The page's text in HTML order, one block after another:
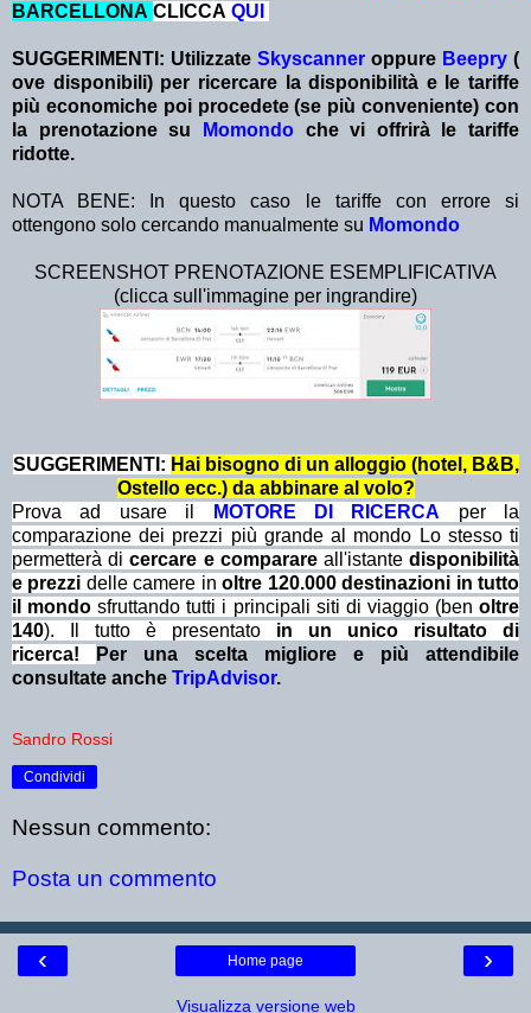
BARCELLONA CLICCA QUI
SUGGERIMENTI: Utilizzate Skyscanner oppure Beepry (
ove disponibili) per ricercare la disponibilità e le tariffe
più economiche poi procedete (se più conveniente) con
la prenotazione su
Momondoche vi offrirà le tariffe
ridotte.
NOTA BENE: In questo caso le tariffe con errore si
ottengono solo cercando manualmente su Momondo
SCREENSHOT PRENOTAZIONE ESEMPLIFICATIVA
(clicca sull'immagine per ingrandire)
SUGGERIMENTI: Hai bisogno di un alloggio (hotel, B&B,
Ostello ecc.) da abbinare al volo?
Prova ad usare il
MOTORE DI RICERCA
per la
comparazione dei prezzi più grande al mondo Lo stesso ti
permetterà dicercare e comparare all'istantedisponibilità
e prezzi delle camere inoltre 120.000 destinazioni in tutto
il mondo sfruttando tutti i principali siti di viaggio (benoltre
140). Il tutto è presentato in un unico risultato di
ricerca!
Per una scelta migliore e più attendibile
consultate anche TripAdvisor.
Sandro Rossi
Condividi
Nessun commento:
Posta un commento
‹ ›
Home page
Visualizza versione web